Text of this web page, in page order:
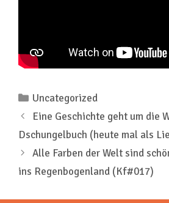
Kategorien
Uncategorized
Eine Geschichte geht um die
Dschungelbuch (heute mal als
Alle Farben der Welt sind
ins Regenbogenland (Kf#017)